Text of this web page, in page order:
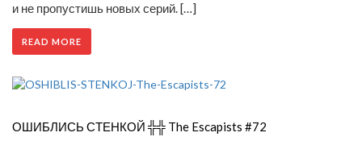
и не пропустишь новых серий. […]
READ MORE
ОШИБЛИСЬ СТЕНКОЙ ╬╬ The Escapists #72